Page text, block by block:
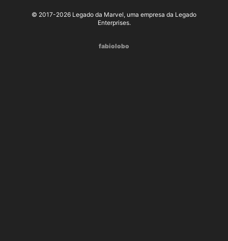
© 2017-2026 Legado da Marvel, uma empresa da Legado
Enterprises.
fabiolobo